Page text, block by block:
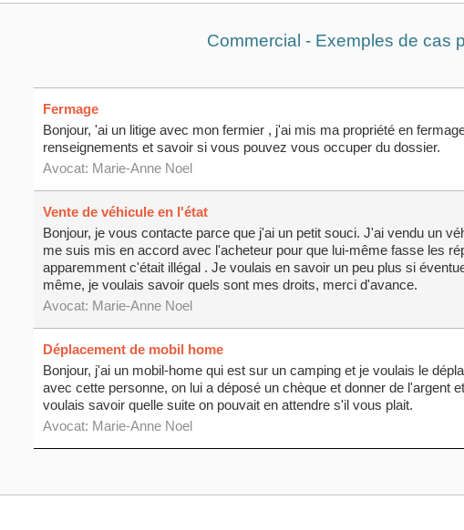
Commercial - Exemples de cas
Fermage
Bonjour, 'ai un litige avec mon fermier , j'ai mis ma propriété en
renseignements et savoir si vous pouvez vous occuper du dossier.
Avocat: Marie-Anne Noel
Vente de véhicule en l'état
Bonjour, je vous contacte parce que j'ai un petit souci. J'ai vendu un
me suis mis en accord avec l'acheteur pour que lui-même fasse les
apparemment c'était illégal . Je voulais en savoir un peu plus si
même, je voulais savoir quels sont mes droits, merci d'avance.
Avocat: Marie-Anne Noel
Déplacement de mobil home
Bonjour, j'ai un mobil-home qui est sur un camping et je voulais le
avec cette personne, on lui a déposé un chèque et donner de l'argent
voulais savoir quelle suite on pouvait en attendre s'il vous plait.
Avocat: Marie-Anne Noel